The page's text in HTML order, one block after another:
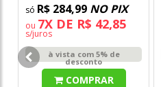
R$ 284,99 NO PIX
ou 7X DE R$ 42,85
s/juros
à vista com 5% de
desconto
COMPRAR